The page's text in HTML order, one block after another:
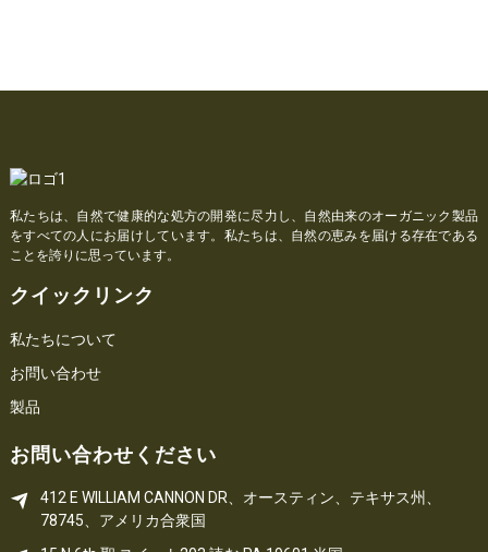
私たちは、自然で健康的な処方の開発に尽力し、自然由来のオーガニック製品
をすべての人にお届けしています。私たちは、自然の恵みを届ける存在である
ことを誇りに思っています。
クイックリンク
私たちについて
お問い合わせ
製品
お問い合わせください
412 E WILLIAM CANNON DR、オースティン、テキサス州、
78745、アメリカ合衆国